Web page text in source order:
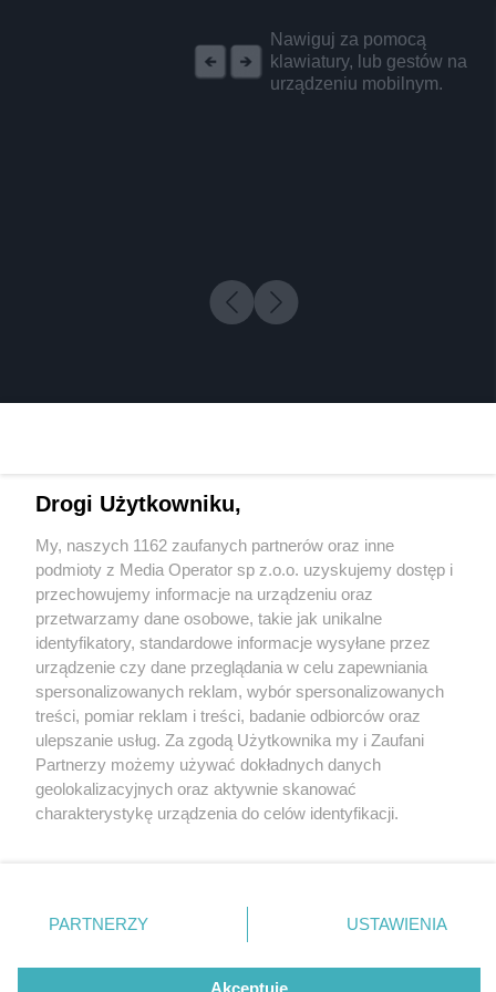
Nawiguj za pomocą
klawiatury, lub gestów na
urządzeniu mobilnym.
3 / 0
Wydawca mediów lokalnych
Nie zapomnij
zapoznać się z:
polityką prywatności regulamin korzystania z portali
Twojemiasto
Piekary Śląskie
Chorzów
Tarnowskie Góry
Gliwice
Skontakuj sięz nami
Kontakt
Wydawca
Redakcja
Drogi Użytkowniku,
My, naszych 1162 zaufanych partnerów oraz inne
podmioty z Media Operator sp z.o.o. uzyskujemy dostęp i
przechowujemy informacje na urządzeniu oraz
przetwarzamy dane osobowe, takie jak unikalne
identyfikatory, standardowe informacje wysyłane przez
urządzenie czy dane przeglądania w celu zapewniania
spersonalizowanych reklam, wybór spersonalizowanych
treści, pomiar reklam i treści, badanie odbiorców oraz
ulepszanie usług. Za zgodą Użytkownika my i Zaufani
Partnerzy możemy używać dokładnych danych
geolokalizacyjnych oraz aktywnie skanować
charakterystykę urządzenia do celów identyfikacji.
zmienić/wycofać klikając przycisk ustawień prywatności
znajdujący się w lewym dolnym rogu strony
rodzaje przetwarzania danych nie wymagają zgody
użytkownika, ale masz prawo sprzeciwić się takiemu
PARTNERZY USTAWIENIA
Akceptuję